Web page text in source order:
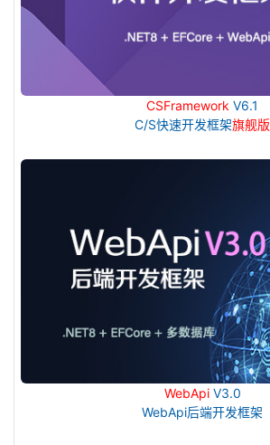
CSFramework V6.1
C/S快速开发框架旗舰版
WebApiV3.0
WebApi后端开发框架